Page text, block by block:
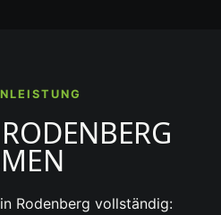
Rodenberg vollständig: